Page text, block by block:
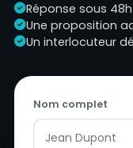
Réponse sous
Une proposition
Un interlocuteur
Nom complet